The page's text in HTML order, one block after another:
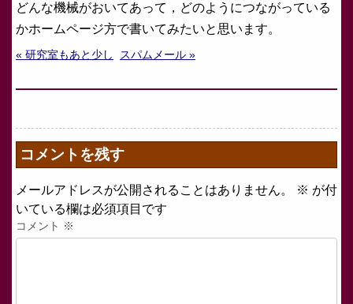
どんな機械がおいてあって，どのようにつながっている
かホームページ方で書いてみたいと思います。
« 研究室もあと少し スパムメール »
コメントを残す
メールアドレスが公開されることはありません。 ※ が付
いている欄は必須項目です
コメント ※